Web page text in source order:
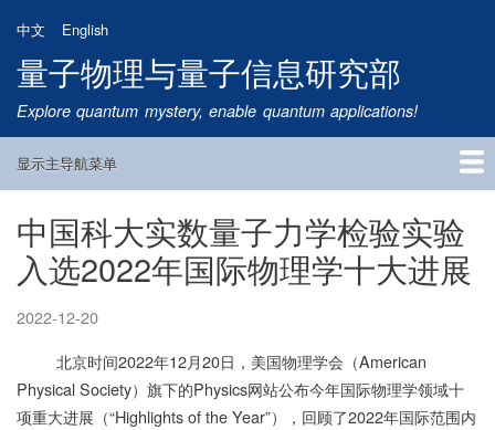
到
主
要
内
中文 English
量子物理与量子信息研究部
Explore quantum mystery, enable quantum applications!
Main
显示主导航菜单
首页
研究方向
量子卫星
团队成员
新闻动态
研究进展
学术报告
论文发表
公告通知
招生信息
相关链接
中国科大实数量子力学检验实验
入选2022年国际物理学十大进展
2022-12-20
北京时间2022年12月20日，美国物理学会（American
Physical Society）旗下的Physics网站公布今年国际物理学领域十
项重大进展（“Highlights of the Year”），回顾了2022年国际范围内